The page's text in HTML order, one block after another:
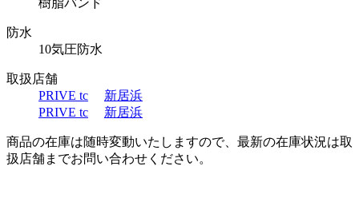
防水
10気圧防水
取扱店舗
PRIVE tc
新居浜
PRIVE tc
新居浜
商品の在庫は随時変動いたしますので、最新の在庫状況は取
扱店舗までお問い合わせください。